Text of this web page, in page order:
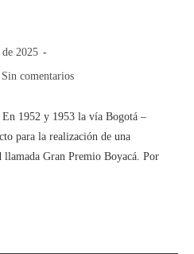
2025
Sin comentarios
1952 y 1953 la vía Bogotá –
para la realización de una
Gran Premio Boyacá. Por